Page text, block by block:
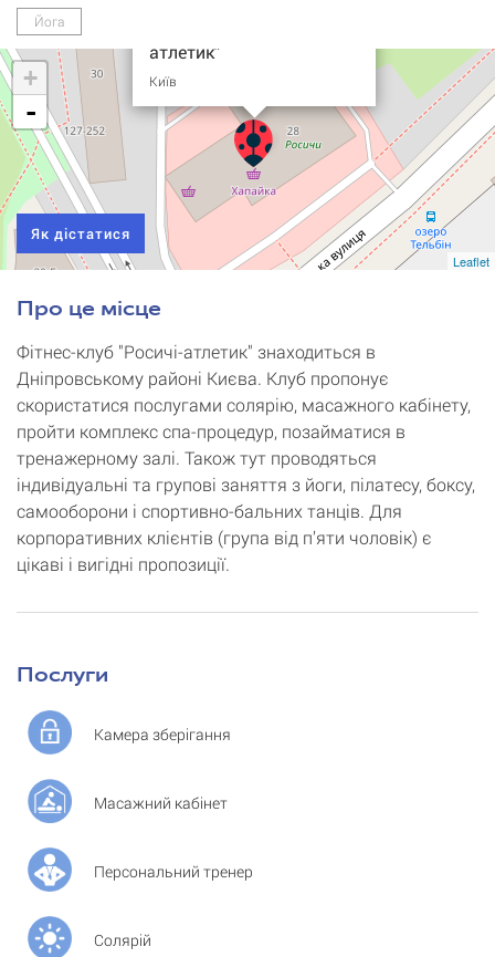
Йога
атлетик"
Київ
+
-
Leaflet
Як дістатися
Про це місце
Фітнес-клуб "Росичі-атлетик" знаходиться в
Дніпровському районі Києва. Клуб пропонує
скористатися послугами солярію, масажного кабінету,
пройти комплекс спа-процедур, позайматися в
тренажерному залі. Також тут проводяться
індивідуальні та групові заняття з йоги, пілатесу, боксу,
самооборони і спортивно-бальних танців. Для
корпоративних клієнтів (група від п’яти чоловік) є
цікаві і вигідні пропозиції.
Послуги
Камера зберігання
Масажний кабінет
Персональний тренер
Солярій